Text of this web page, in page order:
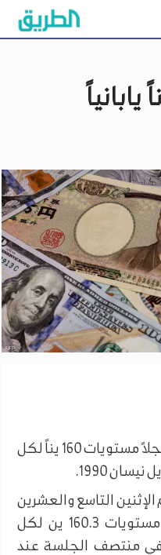
واصل الين الياباني هبوطه مسجلاً مستويات 160 يناً لكل
1990.
التاسع والعشرين
من أبريل نيسان لفترة وجيزة مستويات 160.3 ين لكل
في منتصف الجلسة عند